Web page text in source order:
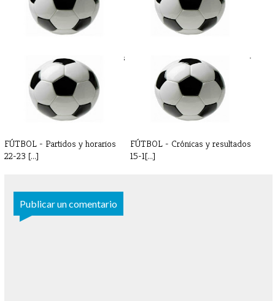
FÚTBOL - Crónicas y resultados
FÚTBOL - Partidos y horarios 7-
FÚTBOL - Partidos y horarios
22-23 [...]
FÚTBOL - Crónicas y resultados
15-1[...]
Publicar un comentario